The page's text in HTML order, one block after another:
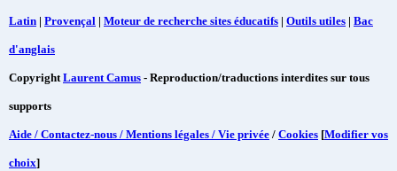
Latin | Provençal | Moteur de recherche sites éducatifs | Outils utiles | Bac
d'anglais
CopyrightLaurent Camus - Reproduction/traductions interdites sur tous
supports
Aide / Contactez-nous / Mentions légales / Vie privée / Cookies [Modifier vos
choix]